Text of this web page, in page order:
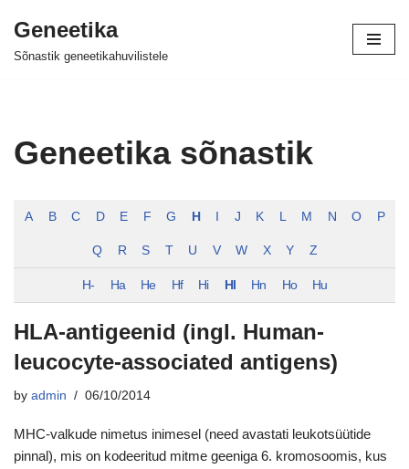
Skip
Geneetika
Sõnastik geneetikahuvilistele
Geneetika sõnastik
A B C D E F G H J K L M N O P
Q R S T U V W X Y Z
H- Ha He Hf Hi Hl Hn Ho Hu
HLA-antigeenid (ingl. Human-
leucocyte-associated antigens)
by admin 06/10/2014
MHC-valkude nimetus inimesel (need avastati leukotsüütide
pinnal), mis on kodeeritud mitme geeniga 6. kromosoomis, kus